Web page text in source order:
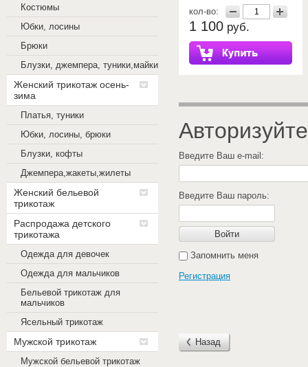
Костюмы
Юбки, лосины
Брюки
Блузки, джемпера, туники,майки
Женский трикотаж осень-
зима
Платья, туники
Юбки, лосины, брюки
Блузки, кофты
Джемпера,жакеты,жилеты
Женский бельевой
трикотаж
Распродажа детского
трикотажа
Одежда для девочек
Одежда для мальчиков
Бельевой трикотаж для
мальчиков
Ясельный трикотаж
Мужской трикотаж
Мужской бельевой трикотаж
кол-во:
1 100 руб.
Введите Ваш e-mail:
Введите Ваш пароль:
Войти
Запомнить меня
Регистрация
Назад